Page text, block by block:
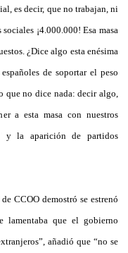
es decir, que no trabajan, ni
¡4.000.000! Esa masa
¿Dice algo esta enésima
de soportar el peso
que no dice nada: decir algo,
a esta masa con nuestros
y la aparición de partidos
CCOO demostró se estrenó
lamentaba que el gobierno
añadió que “no se